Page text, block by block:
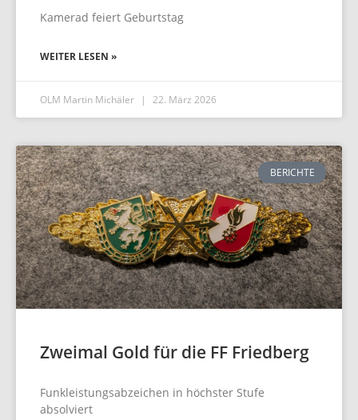
Kamerad feiert Geburtstag
WEITER LESEN »
OLM Martin Michäler 22. März 2026
BERICHTE
Zweimal Gold für die FF Friedberg
Funkleistungsabzeichen in höchster Stufe
absolviert